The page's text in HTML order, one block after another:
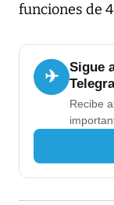
funciones de
✈
Sigue
Recibe